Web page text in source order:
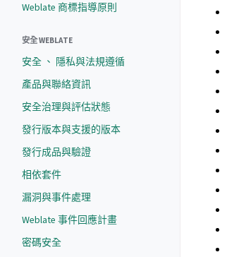
Weblate 商標指導原則
安全 WEBLATE
安全 、 隱私與法規遵循
產品與聯絡資訊
安全治理與評估狀態
發行版本與支援的版本
發行成品與驗證
相依套件
漏洞與事件處理
Weblate 事件回應計畫
密碼安全